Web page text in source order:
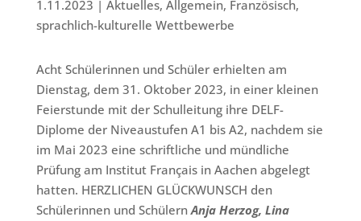
1.11.2023 | Aktuelles, Allgemein, Französisch,
sprachlich-kulturelle Wettbewerbe
Acht Schülerinnen und Schüler erhielten am
Dienstag, dem 31. Oktober 2023, in einer kleinen
Feierstunde mit der Schulleitung ihre DELF-
Diplome der Niveaustufen A1 bis A2, nachdem sie
im Mai 2023 eine schriftliche und mündliche
Prüfung am Institut Français in Aachen abgelegt
hatten. HERZLICHEN GLÜCKWUNSCH den
Schülerinnen und SchülernAnja Herzog, Lina